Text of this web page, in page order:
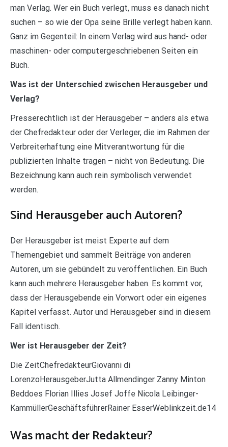
man Verlag. Wer ein Buch verlegt, muss es danach nicht
suchen – so wie der Opa seine Brille verlegt haben kann.
Ganz im Gegenteil: In einem Verlag wird aus hand- oder
maschinen- oder computergeschriebenen Seiten ein
Buch.
Was ist der Unterschied zwischen Herausgeber und
Verlag?
Presserechtlich ist der Herausgeber – anders als etwa
der Chefredakteur oder der Verleger, die im Rahmen der
Verbreiterhaftung eine Mitverantwortung für die
publizierten Inhalte tragen – nicht von Bedeutung. Die
Bezeichnung kann auch rein symbolisch verwendet
werden.
Sind Herausgeber auch Autoren?
Der Herausgeber ist meist Experte auf dem
Themengebiet und sammelt Beiträge von anderen
Autoren, um sie gebündelt zu veröffentlichen. Ein Buch
kann auch mehrere Herausgeber haben. Es kommt vor,
dass der Herausgebende ein Vorwort oder ein eigenes
Kapitel verfasst. Autor und Herausgeber sind in diesem
Fall identisch.
Wer ist Herausgeber der Zeit?
Die ZeitChefredakteurGiovanni di
LorenzoHerausgeberJutta Allmendinger Zanny Minton
Beddoes Florian Illies Josef Joffe Nicola Leibinger-
KammüllerGeschäftsführerRainer EsserWeblinkzeit.de14
Was macht der Redakteur?